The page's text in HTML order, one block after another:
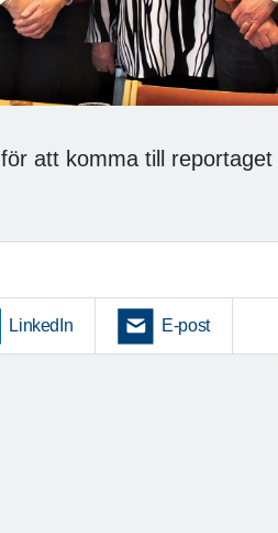
för att komma till
LinkedIn E-post